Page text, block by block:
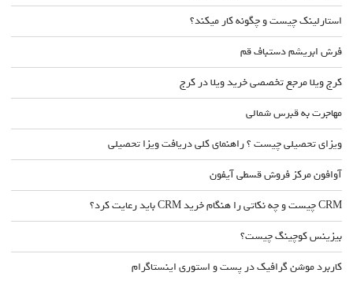
استارلینک چیست و چگونه کار میکند؟
فرش ابریشم دستباف قم
کرج ویلا مرجع تخصصی خرید ویلا در کرج
مهاجرت به قبرس شمالی
ویزای تحصیلی چیست ؟ راهنمای کلی دریافت ویزا تحصیلی
آوافون مرکز فروش قسطی آیفون
CRM چیست و چه نکاتی را هنگام خرید CRM باید رعایت کرد؟
بیزینس کوچینگ چیست؟
کاربرد موشن گرافیک در پست و استوری اینستاگرام